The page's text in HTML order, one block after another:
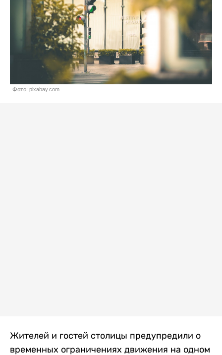
Фото: pixabay.com
Жителей и гостей столицы предупредили о
временных ограничениях движения на одном